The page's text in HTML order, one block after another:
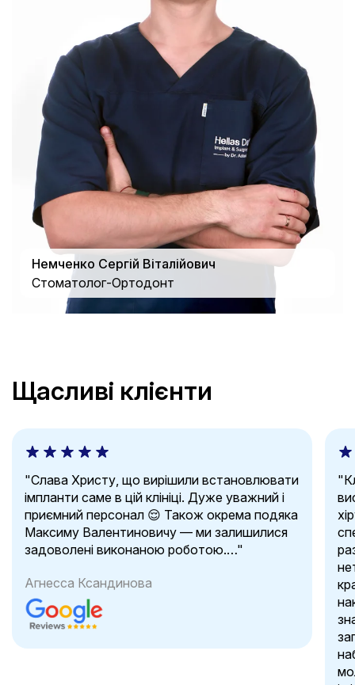
Немченко Сергій Віталійович
Стоматолог-Ортодонт
Щасливі клієнти
"Слава Христу, що вирішили встановлювати
імпланти саме в цій клініці. Дуже уважний і
приємний персонал 😌 Також окрема подяка
Максиму Валентиновичу — ми залишилися
задоволені виконаною роботою.…"
Агнесса Ксандинова